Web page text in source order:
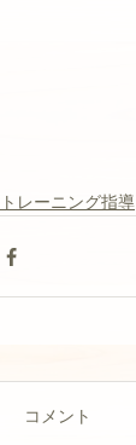
トレーニング指導
コメント